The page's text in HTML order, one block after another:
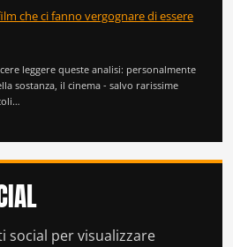
che ci fanno vergognare di essere
leggere queste analisi: personalmente
sostanza, il cinema - salvo rarissime
social per visualizzare